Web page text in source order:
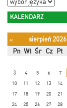
KALENDARZ
« sierpień 2026
Pn Wt Śr Cz Pt
3
4 5 6 7
10
11 12 13 14
17
18 19 20 21
24
25 26 27 28